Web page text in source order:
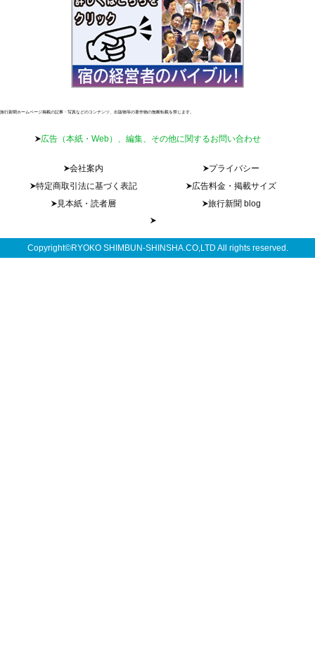
旅行新聞ホームページ掲載の記事・写真などのコンテンツ、出版物等の著作物の無断転載を禁じます。
広告（本紙・Web）、編集、その他に関するお問い合わせ
会社案内
プライバシー
特定商取引法に基づく表記
広告料金・掲載サイズ
見本紙・読者層
旅行新聞 blog
Copyright©RYOKO SHIMBUN-SHINSHA.CO,LTD All rights reserved.